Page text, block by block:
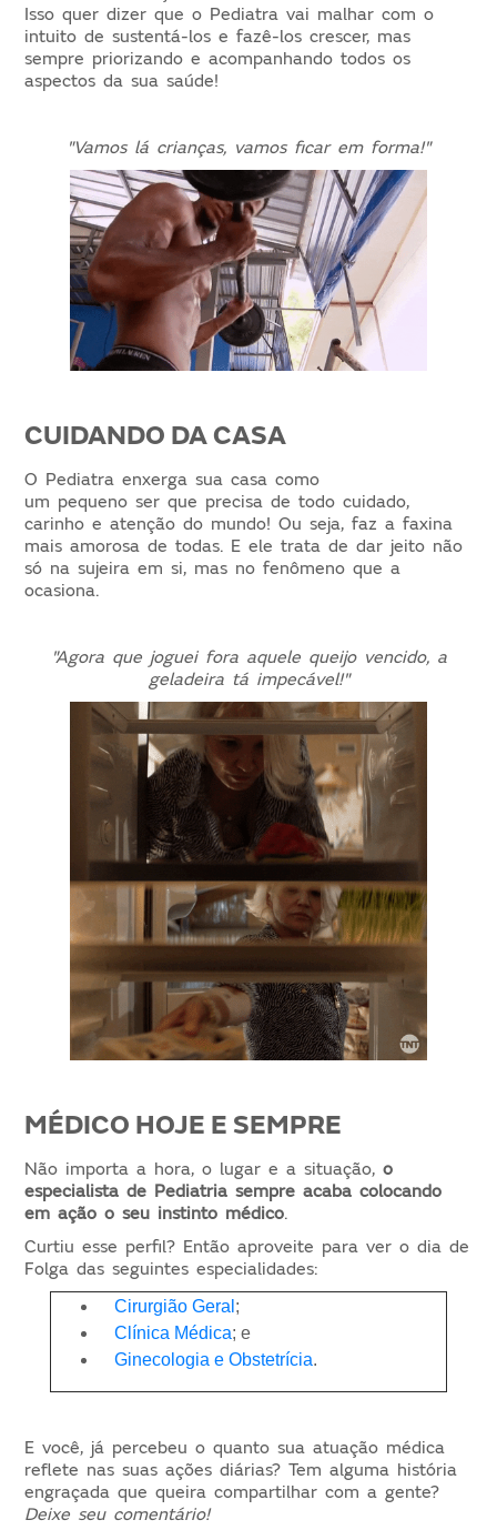
Isso quer dizer que o Pediatra vai malhar com o
intuito de sustentá-los e fazê-los crescer, mas
sempre priorizando e acompanhando todos os
aspectos da sua saúde!
"Vamos lá crianças, vamos ficar em forma!"
CUIDANDO DA CASA
O Pediatra enxerga sua casa como
um pequeno ser que precisa de todo cuidado,
carinho e atenção do mundo! Ou seja, faz a faxina
mais amorosa de todas. E ele trata de dar jeito não
só na sujeira em si, mas no fenômeno que a
ocasiona.
"Agora que joguei fora aquele queijo vencido, a
geladeira tá impecável!"
MÉDICO HOJE E SEMPRE
Não importa a hora, o lugar e a situação,o
especialista de Pediatria sempre acaba colocando
em ação o seu instinto médico.
Curtiu esse perfil? Então aproveite para ver o dia de
Folga das seguintes especialidades:
Cirurgião Geral ;
Clínica Médica; e
Ginecologia e Obstetrícia.
E você, já percebeu o quanto sua atuação médica
reflete nas suas ações diárias? Tem alguma história
engraçada que queira compartilhar com a gente?
Deixe seu comentário!